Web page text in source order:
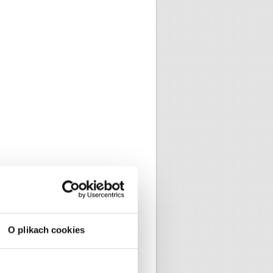
O plikach cookies
przy wysłaniu kurierem